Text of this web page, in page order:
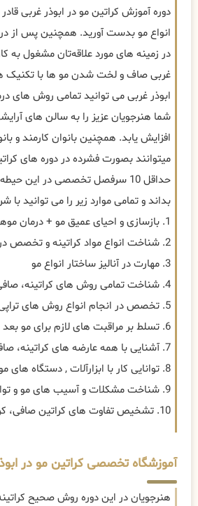
دوره آموزش کراتین مو در ابوذر غربی
انواع مو بدست آورید. همچنین پس از
در زمینه های مورد علاقه‌تان مشغول به
غربی صاف و لخت شدن مو ها با تکنیک
ابوذر غربی می توانید تمامی روش های
شما هنرجویان عزیز را به سالن های
افزایش یابد. همچنین بانوان کارمند و
میتوانند بصورت فشرده در دوره های
حداقل 10 سرفصل تخصصی در این حیطه وجود دارد که یک
بداند و تمامی موارد زیر را می توانید
1. بازسازی و احیای عمیق مو + درمان موهای ضعیف یا شکسته
2. شناخت انواع مواد کراتینه و تخصص در استفاده از آن ها
3. مهارت در آنالیز ساختار انواع مو
4. شناخت تمامی روش های کراتینه، صافی و احیای مو
5. تخصص در انجام انواع روش های تراپی تخصصی
6. تسلط بر مراقبت های لازم برای مو بعد از صافی و احیا
7. آشنایی با همه عارضه های کراتینه، صافی یا احیای مو
8. توانایی کار با ابزارآلات , دستگاه های مورد نیاز کراتینه
9. شناخت مشکلات و آسیب های مو و توانایی ارائه راهکار برای برطرف سازی
10. تشخیص تفاوت های کراتین صافی، کراتین احیا و بوتاکس
آموزشگاه تخصصی کراتین مو در
هنرجویان در این دوره روش صحیح